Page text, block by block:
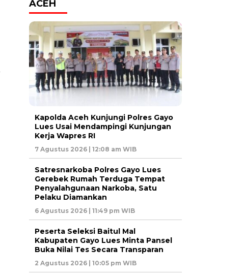
ACEH
Kapolda Aceh Kunjungi Polres Gayo
Lues Usai Mendampingi Kunjungan
Kerja Wapres RI
7 Agustus 2026 | 12:08 am WIB
Satresnarkoba Polres Gayo Lues
Gerebek Rumah Terduga Tempat
Penyalahgunaan Narkoba, Satu
Pelaku Diamankan
6 Agustus 2026 | 11:49 pm WIB
Peserta Seleksi Baitul Mal
Kabupaten Gayo Lues Minta Pansel
Buka Nilai Tes Secara Transparan
2 Agustus 2026 | 10:05 pm WIB